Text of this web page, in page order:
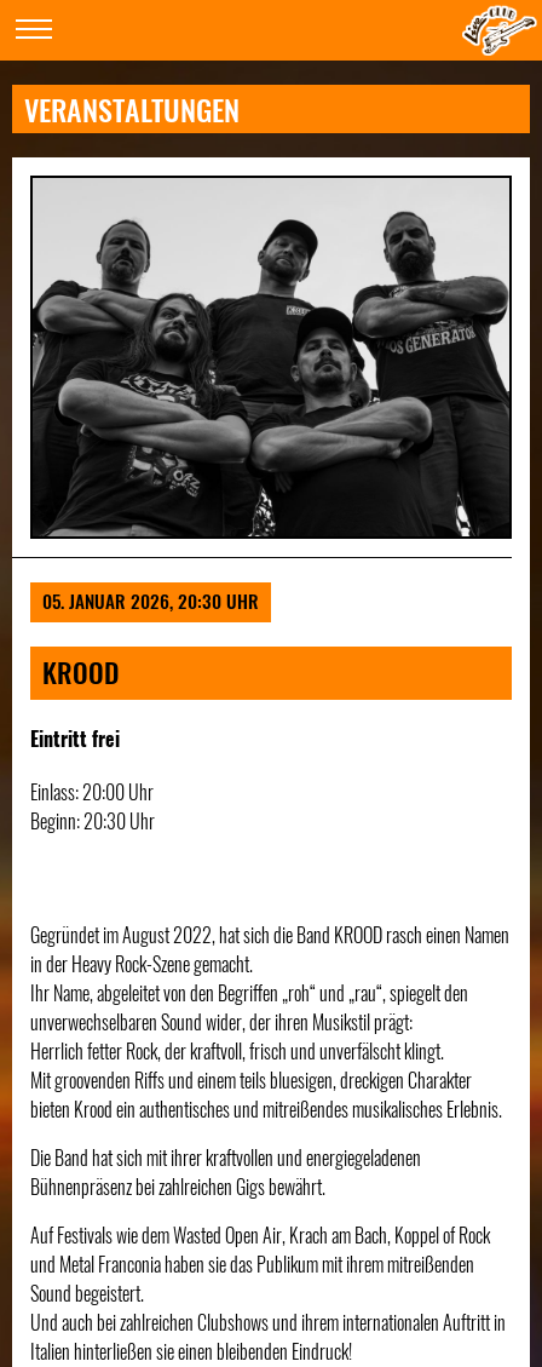
VERANSTALTUNGEN
05. JANUAR 2026, 20:30 UHR
KROOD
Eintritt frei
Einlass: 20:00 Uhr
Beginn: 20:30 Uhr
Gegründet im August 2022, hat sich die Band KROOD rasch einen Namen
in der Heavy Rock-Szene gemacht.
Ihr Name, abgeleitet von den Begriffen „roh“ und „rau“, spiegelt den
unverwechselbaren Sound wider, der ihren Musikstil prägt:
Herrlich fetter Rock, der kraftvoll, frisch und unverfälscht klingt.
Mit groovenden Riffs und einem teils bluesigen, dreckigen Charakter
bieten Krood ein authentisches und mitreißendes musikalisches Erlebnis.
Die Band hat sich mit ihrer kraftvollen und energiegeladenen
Bühnenpräsenz bei zahlreichen Gigs bewährt.
Auf Festivals wie dem Wasted Open Air, Krach am Bach, Koppel of Rock
und Metal Franconia haben sie das Publikum mit ihrem mitreißenden
Sound begeistert.
Und auch bei zahlreichen Clubshows und ihrem internationalen Auftritt in
Italien hinterließen sie einen bleibenden Eindruck!